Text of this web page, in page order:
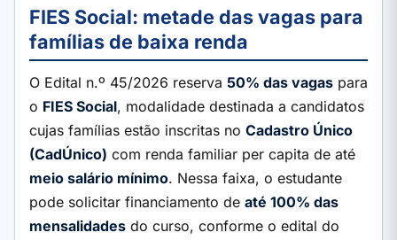
FIES Social: metade das vagas para
famílias de baixa renda
O Edital n.º 45/2026 reserva 50% das vagas para
o FIES Social, modalidade destinada a candidatos
cujas famílias estão inscritas no Cadastro Único
(CadÚnico) com renda familiar per capita de até
meio salário mínimo. Nessa faixa, o estudante
pode solicitar financiamento de até 100% das
mensalidades do curso, conforme o edital do